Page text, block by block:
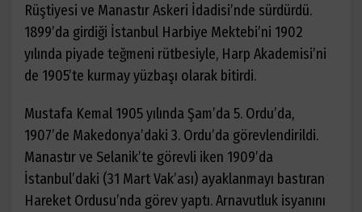
Rüştiyesi ve Manastır Askeri İdadisi’nde sürdürdü.
1899’da girdiği İstanbul Harbiye Mektebi’ni 1902
yılında piyade teğmeni rütbesiyle, Harp Akademisi’ni
de 1905’te kurmay yüzbaşı olarak bitirdi.
Mustafa Kemal 1905 yılında Şam’da 5. Ordu’da,
1907’de Makedonya’daki 3. Ordu’da görevlendirildi.
Manastır ve Selanik’te görevli iken 1909’da
İstanbul’daki (31 Mart Vak’ası) ayaklanmayı bastıran
Hareket Ordusu’nda görev yaptı. Arnavutluk isyanını